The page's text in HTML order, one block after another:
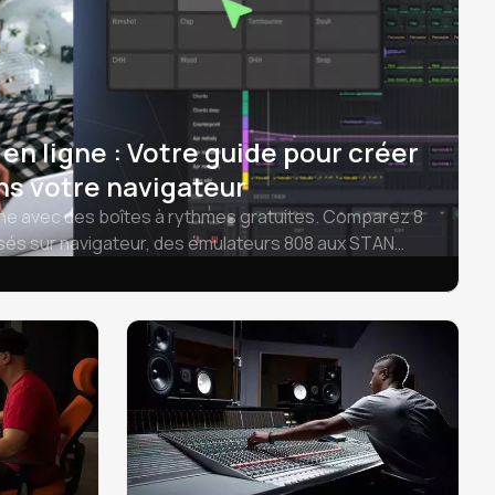
ligne : Votre guide pour créer
votre navigateur
avec des boîtes à rythmes gratuites. Comparez 8
sur navigateur, des émulateurs 808 aux STAN